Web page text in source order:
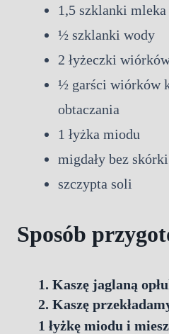
1,5 szklanki
½ szklanki wody
2 łyżeczki
½ garści wiórków
obtaczania
1 łyżka miodu
migdały bez skórki
szczypta soli
Sposób
1. Kaszę jaglaną
2. Kaszę
1 łyżkę miodu i